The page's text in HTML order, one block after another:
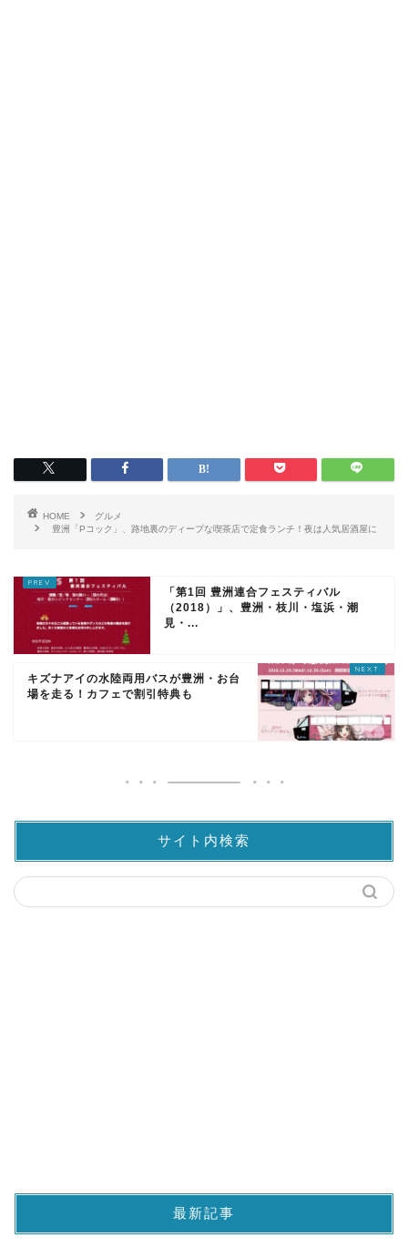
HOME
グルメ
豊洲「Pコック」、路地裏のディープな喫茶店で定食ランチ！夜は人気居酒屋に
「第1回 豊洲連合フェスティバル
（2018）」、豊洲・枝川・塩浜・潮
見・...
キズナアイの水陸両用バスが豊洲・お台
場を走る！カフェで割引特典も
サイト内検索
最新記事